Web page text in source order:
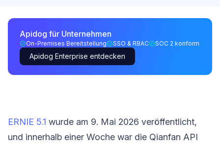
Apidog für Unternehmen
On-Premises Bereitstellung SSO & RBAC SOC 2 konform
Apidog Enterprise entdecken
ERNIE 5.1 wurde am 9. Mai 2026 veröffentlicht,
und innerhalb einer Woche war die Qianfan API